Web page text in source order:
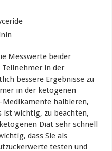
Messwerte beider
in der
bessere Ergebnisse zu
in der ketogenen
halbieren,
ist wichtig, zu beachten,
Diät sehr schnell
dass Sie als
testen und